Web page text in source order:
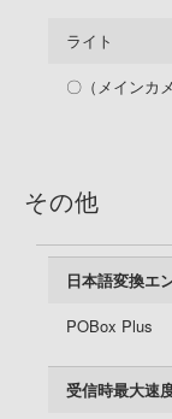
ライト
〇（メインカ
その他
日本語変換エ
POBox Plus
受信時最大速